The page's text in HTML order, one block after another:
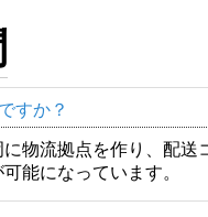
すか？
物流拠点を作り、配
能になっています。